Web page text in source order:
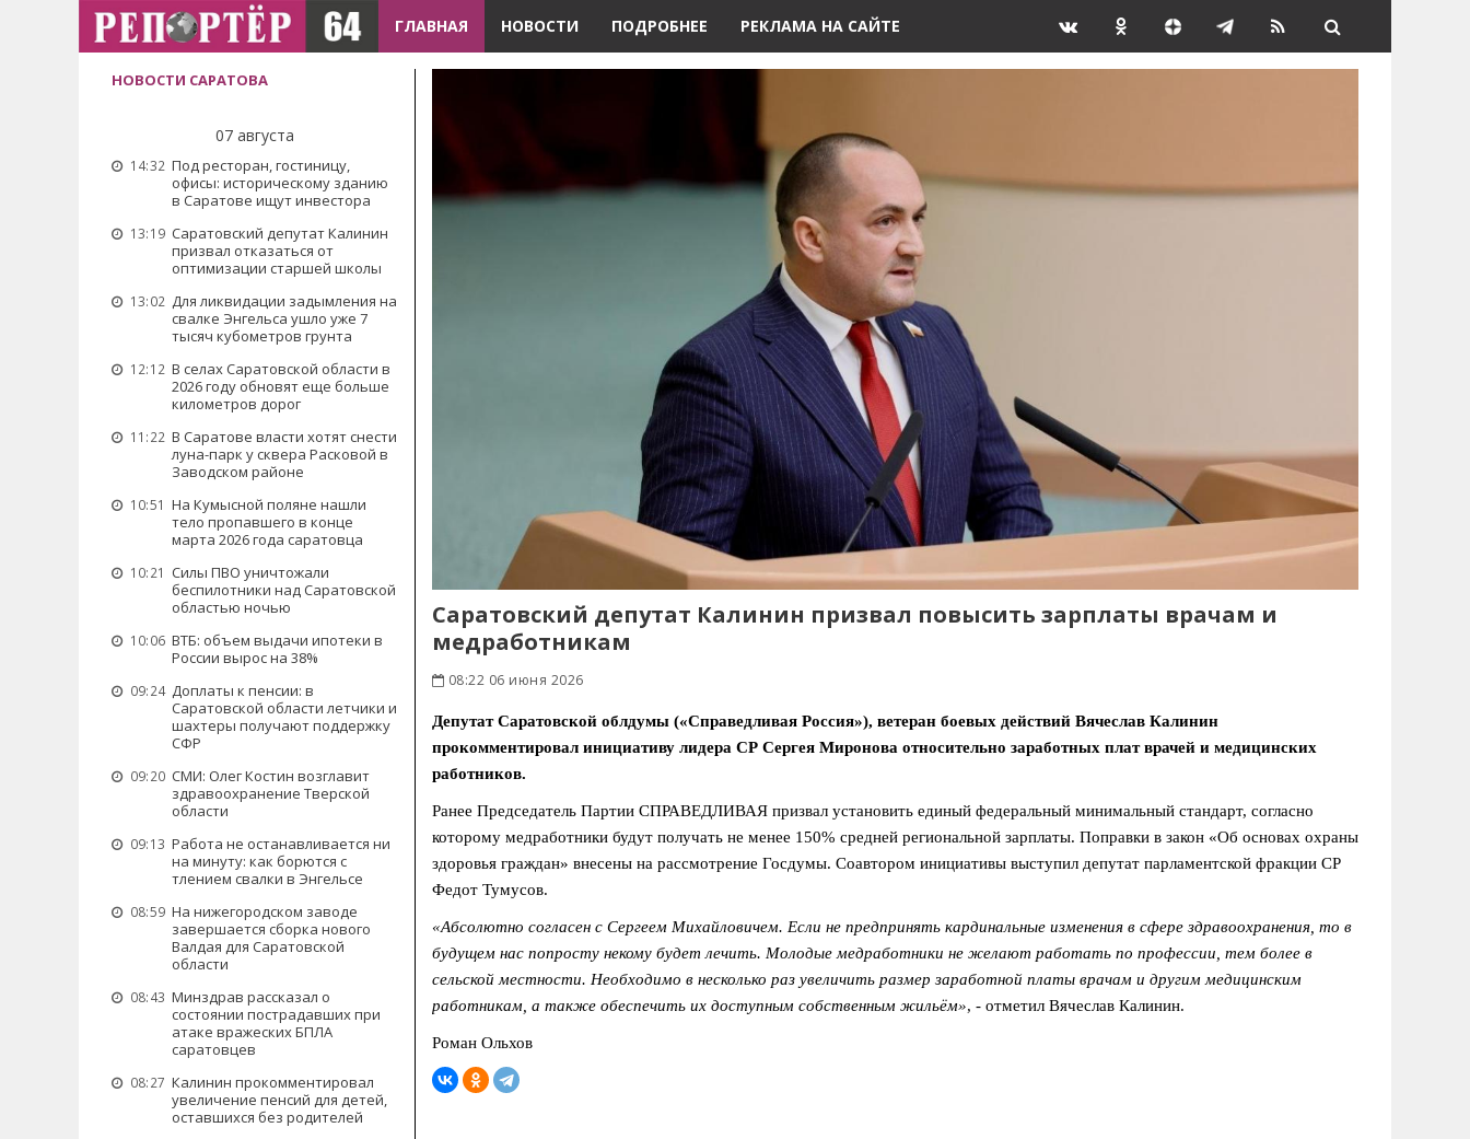
ГЛАВНАЯ НОВОСТИ ПОДРОБНЕЕ РЕКЛАМА НА САЙТЕ
НОВОСТИ САРАТОВА
07 августа
14:32 Под ресторан, гостиницу,
офисы: историческому зданию
в Саратове ищут инвестора
13:19 Саратовский депутат Калинин
призвал отказаться от
оптимизации старшей школы
13:02 Для ликвидации задымления на
свалке Энгельса ушло уже 7
тысяч кубометров грунта
12:12 В селах Саратовской области в
2026 году обновят еще больше
километров дорог
11:22 В Саратове власти хотят снести
луна-парк у сквера Расковой в
Заводском районе
10:51 На Кумысной поляне нашли
тело пропавшего в конце
марта 2026 года саратовца
10:21 Силы ПВО уничтожали
беспилотники над Саратовской
областью ночью
10:06 ВТБ: объем выдачи ипотеки в
России вырос на 38%
09:24 Доплаты к пенсии: в
Саратовской области летчики и
шахтеры получают поддержку
СФР
09:20 СМИ: Олег Костин возглавит
здравоохранение Тверской
области
09:13 Работа не останавливается ни
на минуту: как борются с
тлением свалки в Энгельсе
08:59 На нижегородском заводе
завершается сборка нового
Валдая для Саратовской
области
08:43 Минздрав рассказал о
состоянии пострадавших при
атаке вражеских БПЛА
саратовцев
08:27 Калинин прокомментировал
увеличение пенсий для детей,
оставшихся без родителей
Саратовский депутат Калинин призвал повысить зарплаты врачам и
медработникам
08:22 06 июня 2026
Депутат Саратовской облдумы («Справедливая Россия»), ветеран боевых действий Вячеслав Калинин
прокомментировал инициативу лидера СР Сергея Миронова относительно заработных плат врачей и медицинских
работников.
Ранее Председатель Партии СПРАВЕДЛИВАЯ призвал установить единый федеральный минимальный стандарт, согласно
которому медработники будут получать не менее 150% средней региональной зарплаты. Поправки в закон «Об основах охраны
здоровья граждан» внесены на рассмотрение Госдумы. Соавтором инициативы выступил депутат парламентской фракции СР
Федот Тумусов.
«Абсолютно согласен с Сергеем Михайловичем. Если не предпринять кардинальные изменения в сфере здравоохранения, то в
будущем нас попросту некому будет лечить. Молодые медработники не желают работать по профессии, тем более в
сельской местности. Необходимо в несколько раз увеличить размер заработной платы врачам и другим медицинским
работникам, а также обеспечить их доступным собственным жильём», - отметил Вячеслав Калинин.
Роман Ольхов